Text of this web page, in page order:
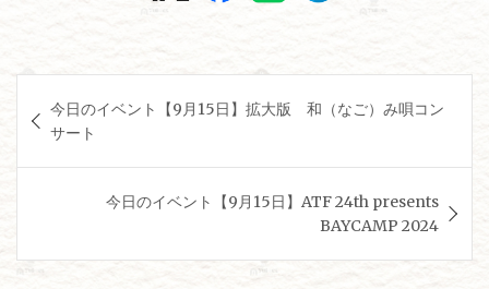
稿
ナ
ー
今日のイベント【9月15日】拡大版 和（なご）み唄コン
サート
今日のイベント【9月15日】ATF 24th presents
BAYCAMP 2024